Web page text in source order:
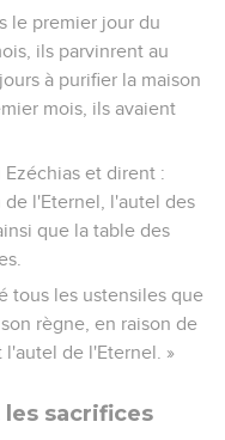
le premier jour du
ils parvinrent au
à purifier la maison
mois, ils avaient
et dirent :
de l'Eternel, l'autel des
que la table des
tous les ustensiles que
règne, en raison de
de l'Eternel. »
sacrifices